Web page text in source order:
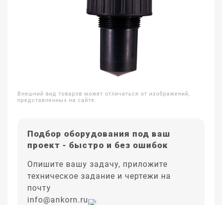
Внешний вид товаров может отличаться от изображений,
представленных на сайте.
Подбор оборудования под ваш
проект - быстро и без ошибок
Опишите вашу задачу, приложите
техническое задание и чертежи на
почту
info@ankorn.ru